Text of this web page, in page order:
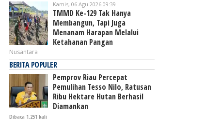
Kamis, 06 Agu 2026 09:39
TMMD Ke-129 Tak Hanya
Membangun, Tapi Juga
Menanam Harapan Melalui
Ketahanan Pangan
Nusantara
BERITA POPULER
Pemprov Riau Percepat
Pemulihan Tesso Nilo, Ratusan
Ribu Hektare Hutan Berhasil
Diamankan
Dibaca 1.251 kali